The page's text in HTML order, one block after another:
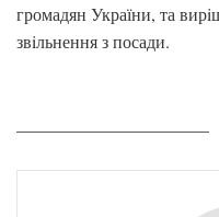
громадян України, та
звiльнення з посади.